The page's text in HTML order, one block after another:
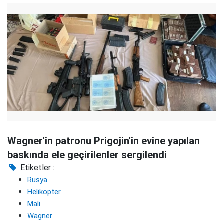
Wagner'in patronu Prigojin'in evine yapılan
baskında ele geçirilenler sergilendi
Etiketler :
Rusya
Helikopter
Mali
Wagner